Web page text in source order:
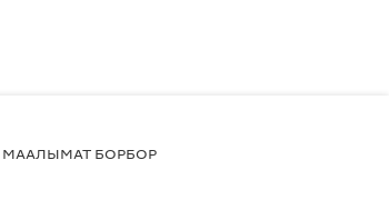
МААЛЫМАТ БОРБОР